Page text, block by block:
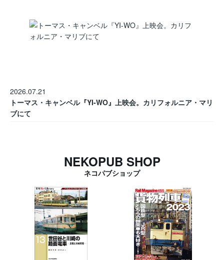
2026.07.21
トーマス・キャンベル『YI-WO』上映会。カリフォルニア・マリ
ブにて
NEKOPUB SHOP
ネコパブショップ